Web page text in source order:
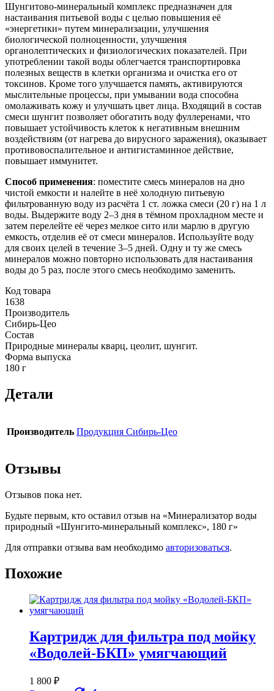
Шунгитово-минеральный комплекс предназначен для
настаивания питьевой воды с целью повышения её
«энергетики» путем минерализации, улучшения
биологической полноценности, улучшения
органолептических и физиологических показателей. При
употреблении такой воды облегчается транспортировка
полезных веществ в клетки организма и очистка его от
токсинов. Кроме того улучшается память, активируются
мыслительные процессы, при умывании вода способна
омолаживать кожу и улучшать цвет лица. Входящий в состав
смеси шунгит позволяет обогатить воду фуллеренами, что
повышает устойчивость клеток к негативным внешним
воздействиям (от нагрева до вирусного заражения), оказывает
противовоспалительное и антигистаминное действие,
повышает иммунитет.
Способ применения: поместите смесь минералов на дно
чистой емкости и налейте в неё холодную питьевую
фильтрованную воду из расчёта 1 ст. ложка смеси (20 г) на 1 л
воды. Выдержите воду 2–3 дня в тёмном прохладном месте и
затем перелейте её через мелкое сито или марлю в другую
емкость, отделив её от смеси минералов. Используйте воду
для своих целей в течение 3–5 дней. Одну и ту же смесь
минералов можно повторно использовать для настаивания
воды до 5 раз, после этого смесь необходимо заменить.
Код товара
1638
Производитель
Сибирь-Цео
Состав
Природные минералы кварц, цеолит, шунгит.
Форма выпуска
180 г
Детали
Производитель Продукция Сибирь-Цео
Отзывы
Отзывов пока нет.
Будьте первым, кто оставил отзыв на «Минерализатор воды
природный «Шунгито-минеральный комплекс», 180 г»
Для отправки отзыва вам необходимо авторизоваться.
Похожие
Картридж для фильтра под мойку
«Водолей-БКП» умягчающий
1 800 ₽